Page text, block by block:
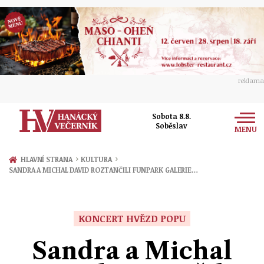
reklama
Sobota 8.8.
Soběslav
MENU
Zprávy
Přerov
Ekonomika
Ženy
Sport
HLAVNÍ STRANA › KULTURA ›
SANDRA A MICHAL DAVID ROZTANČILI FUNPARK GALERIE…
KONCERT HVĚZD POPU
Sandra a Michal